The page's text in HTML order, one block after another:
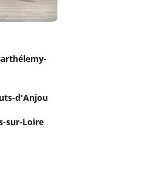
d'Anjou
sur-Loire